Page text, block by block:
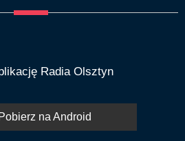
Radia Olsztyn
Pobierz na Android